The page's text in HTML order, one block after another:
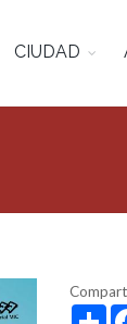
CIUDAD